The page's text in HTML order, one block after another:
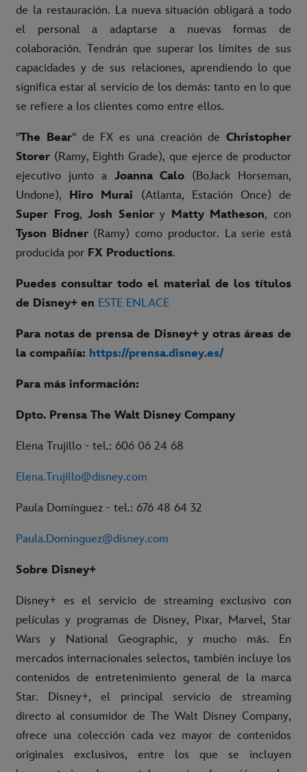
de la restauración. La nueva situación obligará a todo
el personal a adaptarse a nuevas formas de
colaboración. Tendrán que superar los límites de sus
capacidades y de sus relaciones, aprendiendo lo que
significa estar al servicio de los demás: tanto en lo que
se refiere a los clientes como entre ellos.
"The Bear" de FX es una creación de Christopher
Storer (Ramy, Eighth Grade), que ejerce de productor
ejecutivo junto a Joanna Calo (BoJack Horseman,
Undone), Hiro Murai (Atlanta, Estación Once) de
Super Frog,Josh Seniory Matty Matheson, con
Tyson Bidner(Ramy) como productor. La serie está
producida por FX Productions.
Puedes consultar todo el material de los títulos
de Disney+ en ESTE ENLACE
Para notas de prensa de Disney+ y otras áreas de
la compañía: https://prensa.disney.es/
Para más información:
Dpto. Prensa The Walt Disney Company
Elena Trujillo - tel.: 606 06 24 68
Elena.Trujillo@disney.com
Paula Domínguez - tel.: 676 48 64 32
Paula.Dominguez@disney.com
Sobre Disney+
Disney+ es el servicio de streaming exclusivo con
películas y programas de Disney, Pixar, Marvel, Star
Wars y National Geographic, y mucho más. En
mercados internacionales selectos, también incluye los
contenidos de entretenimiento general de la marca
Star. Disney+, el principal servicio de streaming
directo al consumidor de The Walt Disney Company,
ofrece una colección cada vez mayor de contenidos
originales exclusivos, entre los que se incluyen